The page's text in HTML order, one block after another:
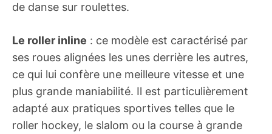
de danse sur roulettes.
Le roller inline : ce modèle est caractérisé par
ses roues alignées les unes derrière les autres,
ce qui lui confère une meilleure vitesse et une
plus grande maniabilité. Il est particulièrement
adapté aux pratiques sportives telles que le
roller hockey, le slalom ou la course à grande